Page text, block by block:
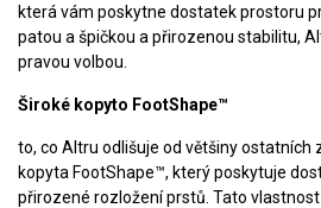
která vám poskytne dostatek prostoru
patou a špičkou a přirozenou stabilitu,
pravou volbou.
Široké kopyto FootShape™
to, co Altru odlišuje od většiny ostatních
kopyta FootShape™, který poskytuje
přirozené rozložení prstů. Tato